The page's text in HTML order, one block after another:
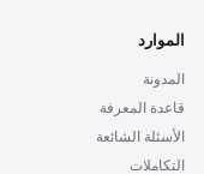
الموارد
المدونة
قاعدة المعرفة
الأسئلة الشائعة
التكاملات